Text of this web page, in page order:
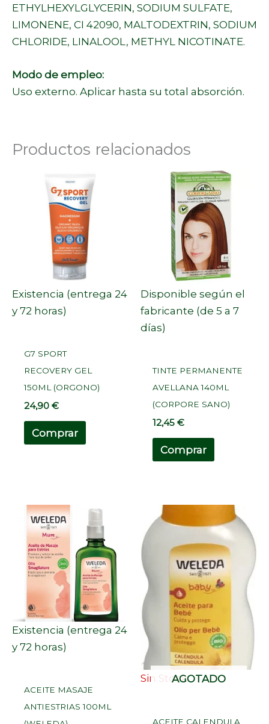
ETHYLHEXYLGLYCERIN, SODIUM SULFATE,
LIMONENE, CI 42090, MALTODEXTRIN, SODIUM
CHLORIDE, LINALOOL, METHYL NICOTINATE.
Modo de empleo:
Uso externo. Aplicar hasta su total absorción.
Productos relacionados
Existencia (entrega 24
y 72 horas)
G7 SPORT
RECOVERY GEL
150ML (ORGONO)
24,90€
Comprar
Disponible según el
fabricante (de 5 a 7
días)
TINTE PERMANENTE
AVELLANA 140ML
(CORPORE SANO)
12,45€
Comprar
Existencia (entrega 24
y 72 horas)
ACEITE MASAJE
ANTIESTRIAS 100ML
AGOTADO
Sin Stock
ACEITE CALENDULA